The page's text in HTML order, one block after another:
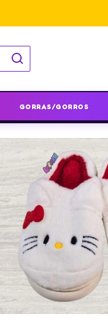
GORRAS/GORROS